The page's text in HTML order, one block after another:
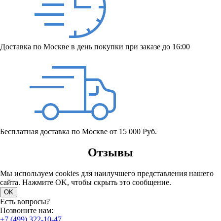
Доставка по Москве в день покупки при заказе до 16:00
Бесплатная доставка по Москве от 15 000 Руб.
Отзывы
Мы используем cookies для наилучшего представления нашего
сайта. Нажмите OK, чтобы скрыть это сообщение.
OK
Есть вопросы?
Позвоните нам: